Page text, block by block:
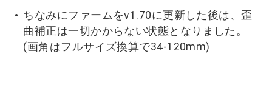
ちなみにファームをv1.70に更新した後は、歪
曲補正は一切かからない状態となりました。
(画角はフルサイズ換算で34-120mm)